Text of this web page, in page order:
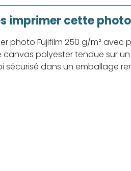
imprimer cette
photo Fujifilm 250 g/m² avec
canvas polyester tendue sur
sécurisé dans un emballage